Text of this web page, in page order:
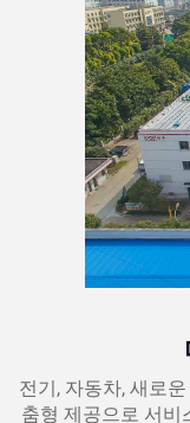
전기, 자동차, 새로
춤형 제공으로 서비